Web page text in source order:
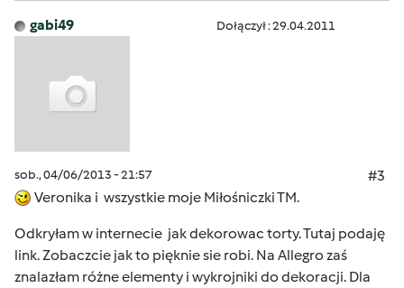
gabi49 Dołączył : 29.04.2011
sob., 04/06/2013 - 21:57
#3
Veronika i wszystkie moje Miłośniczki TM.
Odkryłam w internecie jak dekorowac torty. Tutaj podaję
link. Zobaczcie jak to pięknie sie robi. Na Allegro zaś
znalazłam różne elementy i wykrojniki do dekoracji. Dla